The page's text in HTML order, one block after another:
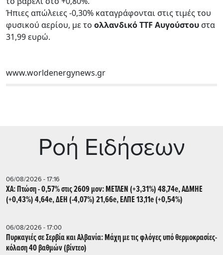
Ήπιες απώλειες -0,30% καταγράφονται στις τιμές του
φυσικού αερίου, με το ολλανδικό TTF Αυγούστου στα
31,99 ευρώ.
www.worldenergynews.gr
Ρoή Ειδήσεων
06/08/2026 - 17:16
ΧΑ: Πτώση - 0,57% στις 2609 μον: ΜΕΤΛΕΝ (+3,31%) 48,74e, ΑΔΜΗΕ
(+0,43%) 4,64e, ΔΕΗ (-4,07%) 21,66e, ΕΛΠΕ 13,11e (+0,54%)
06/08/2026 - 17:00
Πυρκαγιές σε Σερβία και Αλβανία: Μάχη με τις φλόγες υπό θερμοκρασίες-
κόλαση 40 βαθμών (βίντεο)